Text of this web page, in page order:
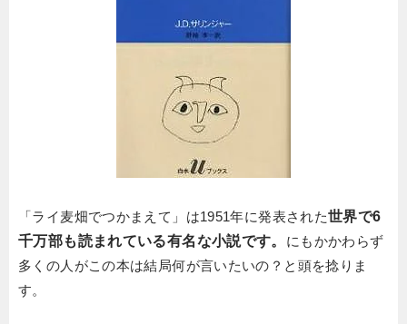
「ライ麦畑でつかまえて」は1951年に発表された世界で6
千万部も読まれている有名な小説です。 にもかかわらず
多くの人がこの本は結局何が言いたいの？と頭を捻りま
す。